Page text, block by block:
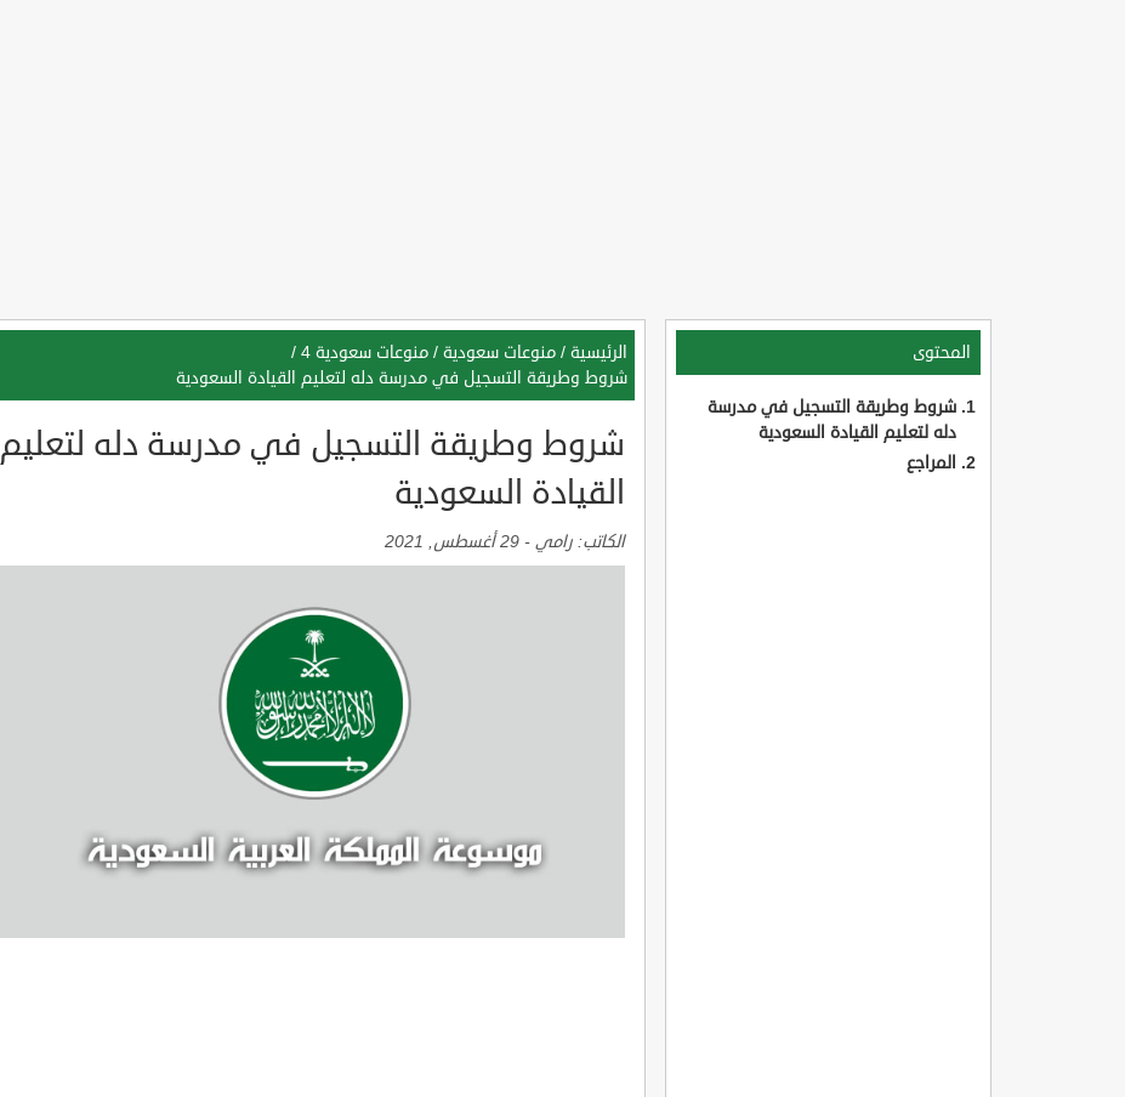
المحتوى
شروط وطريقة التسجيل في مدرسة
دله لتعليم القيادة السعودية
المراجع
الرئيسية / منوعات سعودية / منوعات سعودية 4
/
شروط وطريقة التسجيل في مدرسة دله لتعليم القيادة السعودية
شروط وطريقة التسجيل في مدرسة دله لتعليم
القيادة السعودية
الكاتب: رامي - 29 أغسطس, 2021